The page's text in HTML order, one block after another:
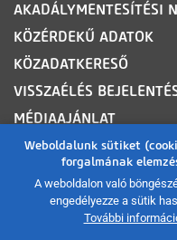
Weboldalunk sütiket
forgalmának
A weboldalon való
engedélyezze a sütik
További
AKADÁLYMENTESÍTÉSI
KÖZÉRDEKŰ ADATOK
KÖZADATKERESŐ
VISSZAÉLÉS
MÉDIAAJÁNLAT
OLDALTÉRKÉP
ROVATOK